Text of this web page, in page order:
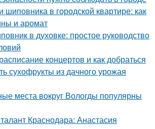
шиповника в городской квартире: как
и аромат
в духовке: простое руководство
концертов и как добраться
сухофрукты из дачного урожая
места вокруг Вологды популярны
Краснодара: Анастасия